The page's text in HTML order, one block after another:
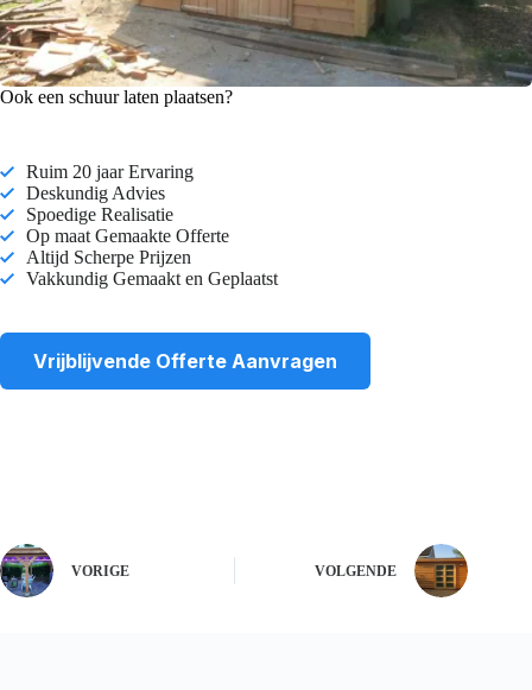
Ook een schuur laten plaatsen?
Ruim 20 jaar Ervaring
Deskundig Advies
Spoedige Realisatie
Op maat Gemaakte Offerte
Altijd Scherpe Prijzen
Vakkundig Gemaakt en Geplaatst
Vrijblijvende Offerte Aanvragen
VORIGE VOLGENDE